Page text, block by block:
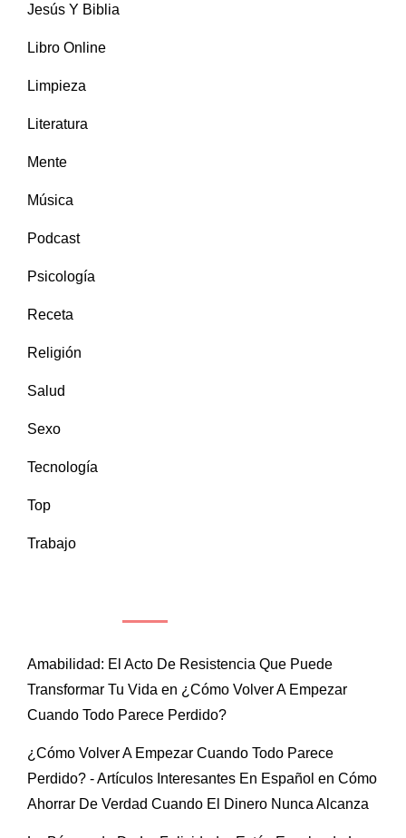
Jesús Y Biblia
Libro Online
Limpieza
Literatura
Mente
Música
Podcast
Psicología
Receta
Religión
Salud
Sexo
Tecnología
Top
Trabajo
Amabilidad: El Acto De Resistencia Que Puede
Transformar Tu Vida en ¿Cómo Volver A Empezar
Cuando Todo Parece Perdido?
¿Cómo Volver A Empezar Cuando Todo Parece
Perdido? - Artículos Interesantes En Español en Cómo
Ahorrar De Verdad Cuando El Dinero Nunca Alcanza